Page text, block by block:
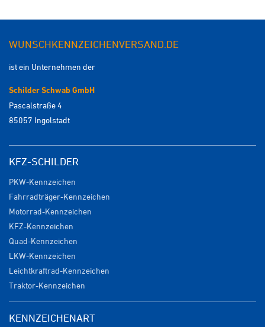
WUNSCHKENNZEICHENVERSAND.DE
ist ein Unternehmen der
Schilder Schwab GmbH
Pascalstraße 4
85057 Ingolstadt
KFZ-SCHILDER
PKW-Kennzeichen
Fahrradträger-Kennzeichen
Motorrad-Kennzeichen
KFZ-Kennzeichen
Quad-Kennzeichen
LKW-Kennzeichen
Leichtkraftrad-Kennzeichen
Traktor-Kennzeichen
KENNZEICHENART